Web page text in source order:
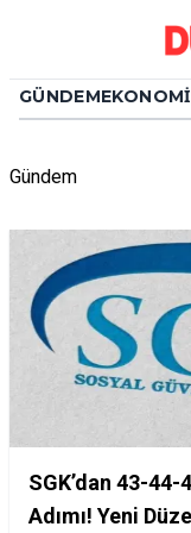
GÜNDEMEKONOMI
Gündem
SGK’dan 43-
Adımı! Yeni